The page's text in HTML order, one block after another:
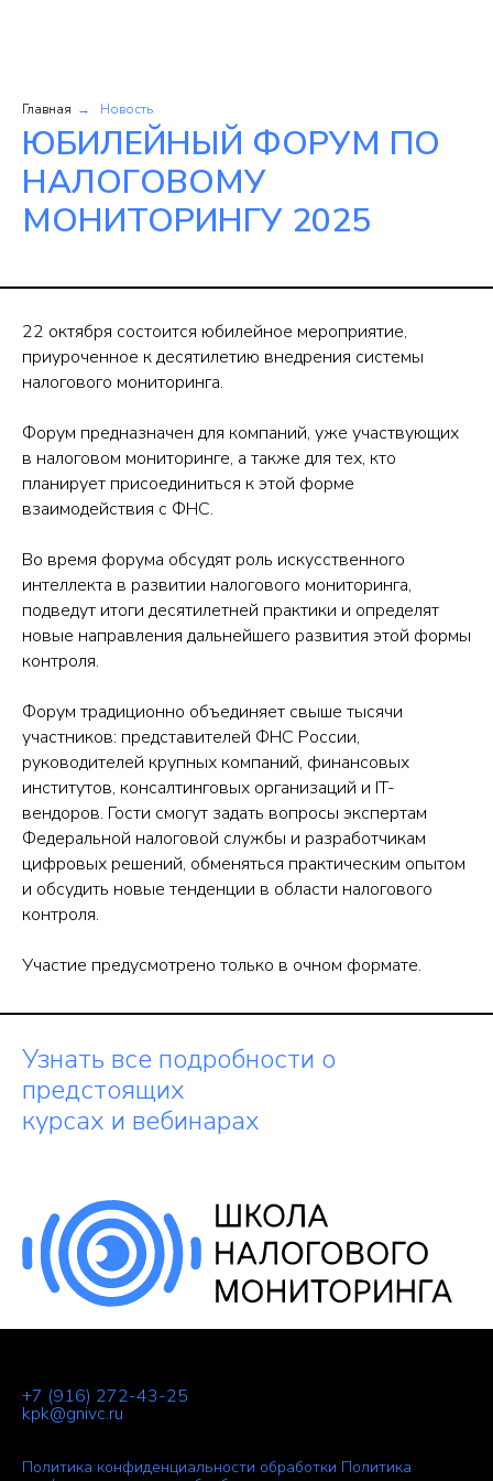
Главная → Новость
ЮБИЛЕЙНЫЙ ФОРУМ ПО
НАЛОГОВОМУ
МОНИТОРИНГУ 2025
22 октября состоится юбилейное мероприятие,
приуроченное к десятилетию внедрения системы
налогового мониторинга.
Форум предназначен для компаний, уже участвующих
в налоговом мониторинге, а также для тех, кто
планирует присоединиться к этой форме
взаимодействия с ФНС.
Во время форума обсудят роль искусственного
интеллекта в развитии налогового мониторинга,
подведут итоги десятилетней практики и определят
новые направления дальнейшего развития этой формы
контроля.
Форум традиционно объединяет свыше тысячи
участников: представителей ФНС России,
руководителей крупных компаний, финансовых
институтов, консалтинговых организаций и IT-
вендоров. Гости смогут задать вопросы экспертам
Федеральной налоговой службы и разработчикам
цифровых решений, обменяться практическим опытом
и обсудить новые тенденции в области налогового
контроля.
Участие предусмотрено только в очном формате.
Узнать все подробности о
предстоящих
курсах и вебинарах
+7 (916) 272-43-25
kpk@gnivc.ru
Политика конфиденциальности обработки Политика